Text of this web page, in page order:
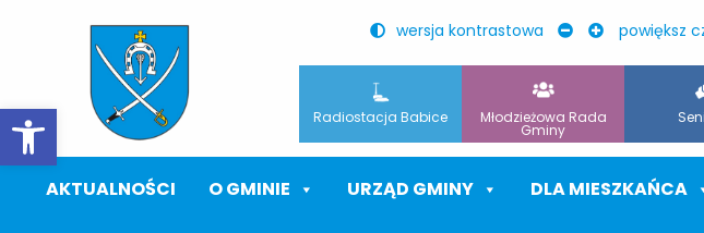
Otwórz pasek narzędzi
wersja kontrastowa powiększ
Radiostacja Babice Młodzieżowa Rada
Gminy
AKTUALNOŚCI O GMINIE URZĄD GMINY DLA MIESZKAŃCA